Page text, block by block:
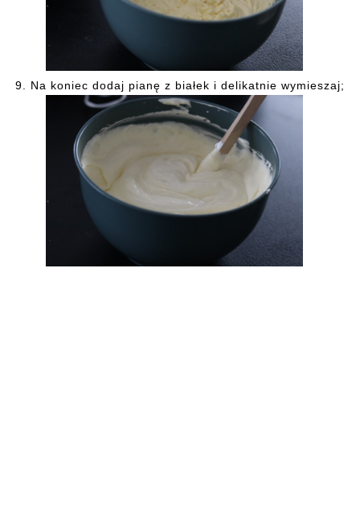
9. Na koniec dodaj pianę z białek i delikatnie wymieszaj;